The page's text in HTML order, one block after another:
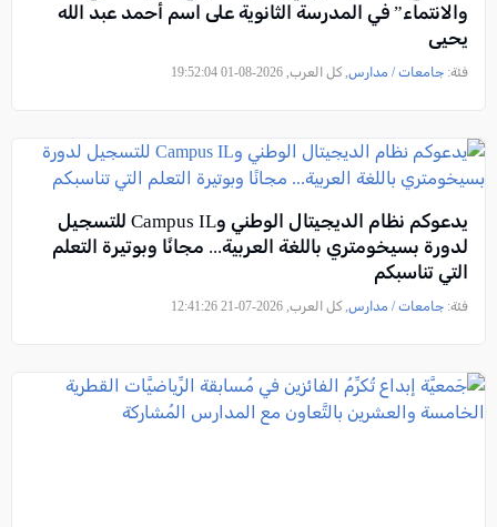
والانتماء” في المدرسة الثانوية على اسم أحمد عبد الله
يحيى
فئة: جامعات / مدارس , كل العرب, 2026-08-01 19:52:04
يدعوكم نظام الديجيتال الوطني وCampus IL للتسجيل
لدورة بسيخومتري باللغة العربية... مجانًا وبوتيرة التعلم
التي تناسبكم
فئة: جامعات / مدارس , كل العرب, 2026-07-21 12:41:26